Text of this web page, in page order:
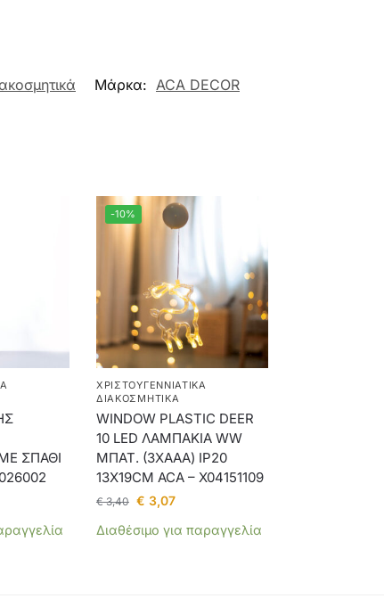
Μάρκα: ACA DECOR
ΣΠΑΘΙ
-10%
ΧΡΙΣΤΟΥΓΕΝΝΙΆΤΙΚΑ
ΔΙΑΚΟΣΜΗΤΙΚΆ
WINDOW PLASTIC DEER
10 LED ΛΑΜΠΑΚΙΑ WW
ΜΠΑΤ. (3ΧΑΑΑ) IP20
13X19CM ACA – X04151109
€3,40 € 3,07
Διαθέσιμο για παραγγελία